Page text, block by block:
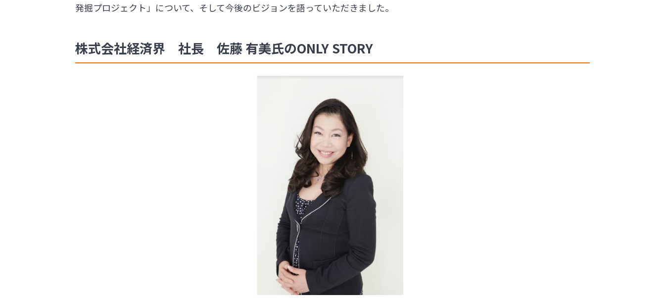
発掘プロジェクト」について、そして今後のビジョンを語っていただきました。
株式会社経済界 社長 佐藤 有美氏のONLY STORY